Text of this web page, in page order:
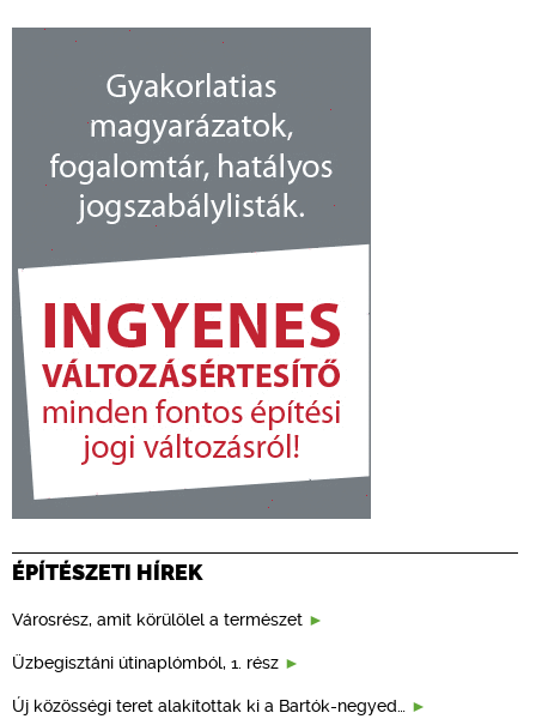
ÉPÍTÉSZETI HÍREK
Városrész, amit körülölel a természet
Üzbegisztáni útinaplómból, 1. rész
Új közösségi teret alakítottak ki a Bartók-negyed…